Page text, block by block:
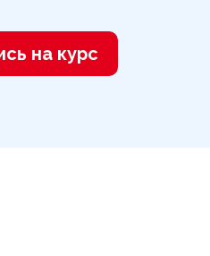
на курс